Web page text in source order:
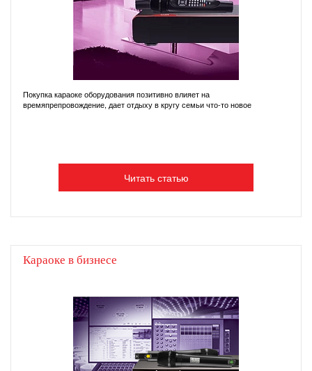
Покупка караоке оборудования позитивно влияет на
времяпрепровождение, дает отдыху в кругу семьи что-то новое
Читать статью
Караоке в бизнесе